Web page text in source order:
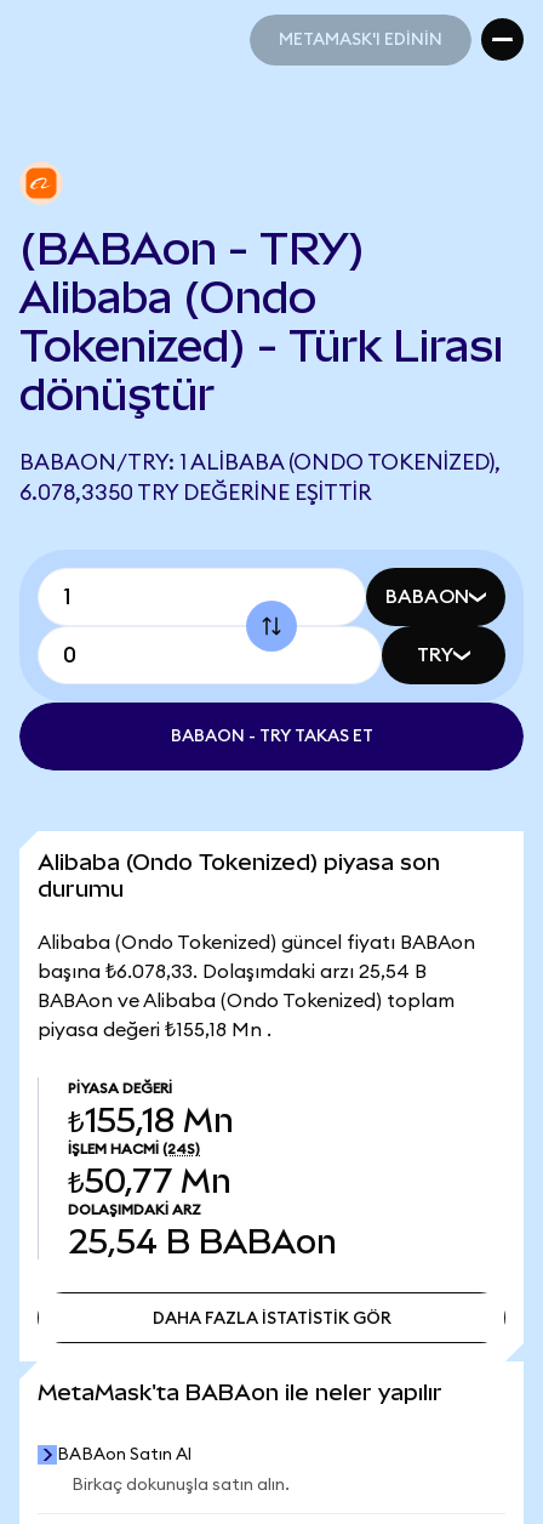
METAMASK'I EDİNİN
(BABAon - TRY)
Alibaba (Ondo
Tokenized) - Türk Lirası
dönüştür
BABAON/TRY: 1 ALIBABA (ONDO TOKENIZED),
6.078,3350 TRY DEĞERINE EŞITTIR
BABAON
TRY
BABAON - TRY TAKAS ET
Alibaba (Ondo Tokenized) piyasa son
durumu
Alibaba (Ondo Tokenized) güncel fiyatı BABAon
başına ₺6.078,33. Dolaşımdaki arzı 25,54 B
BABAon ve Alibaba (Ondo Tokenized) toplam
piyasa değeri ₺155,18 Mn .
PIYASA DEĞERI
₺155,18 Mn
İŞLEM HACMI (24S)
₺50,77 Mn
DOLAŞIMDAKI ARZ
25,54 B BABAon
DAHA FAZLA İSTATİSTİK GÖR
MetaMask'ta BABAon ile neler yapılır
BABAon Satın Al
Birkaç dokunuşla satın alın.